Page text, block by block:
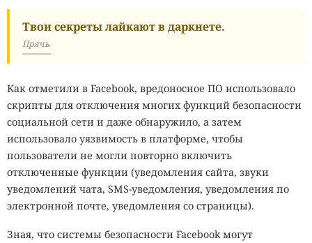
Твои секреты лайкают в даркнете.
Прячь.
Как отметили в Facebook, вредоносное ПО использовало
скрипты для отключения многих функций безопасности
социальной сети и даже обнаружило, а затем
использовало уязвимость в платформе, чтобы
пользователи не могли повторно включить
отключенные функции (уведомления сайта, звуки
уведомлений чата, SMS-уведомления, уведомления по
электронной почте, уведомления со страницы).
Зная, что системы безопасности Facebook могут